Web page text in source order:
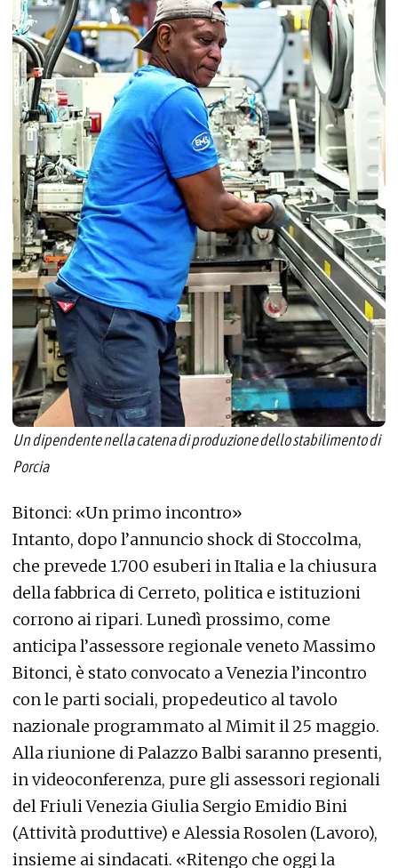
Un dipendente nella catena di produzione dello stabilimento di
Porcia
Bitonci: «Un primo incontro»
Intanto, dopo l’annuncio shock di Stoccolma,
che prevede 1.700 esuberi in Italia e la chiusura
della fabbrica di Cerreto, politica e istituzioni
corrono ai ripari. Lunedì prossimo, come
anticipa l’assessore regionale veneto Massimo
Bitonci, è stato convocato a Venezia l’incontro
con le parti sociali, propedeutico al tavolo
nazionale programmato al Mimit il 25 maggio.
Alla riunione di Palazzo Balbi saranno presenti,
in videoconferenza, pure gli assessori regionali
del Friuli Venezia Giulia Sergio Emidio Bini
(Attività produttive) e Alessia Rosolen (Lavoro),
insieme ai sindacati. «Ritengo che oggi la